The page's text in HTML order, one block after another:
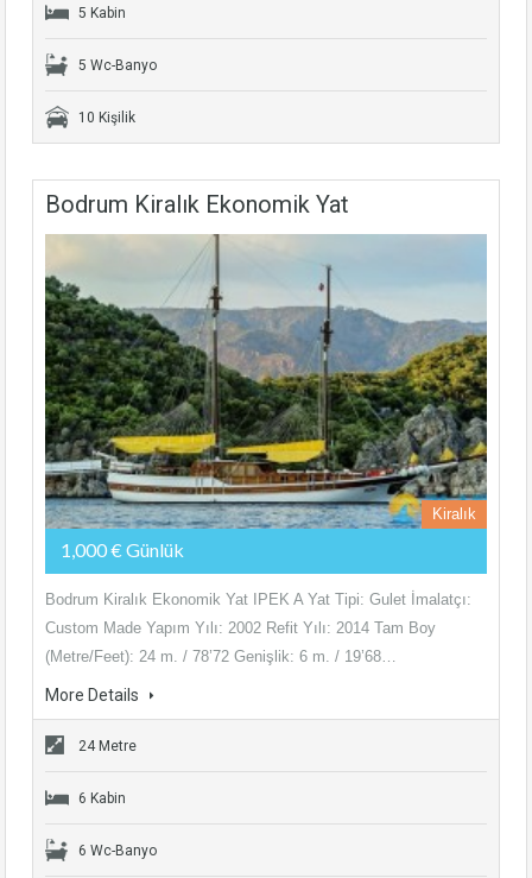
5 Kabin
5 Wc-Banyo
10 Kişilik
Bodrum Kiralık Ekonomik Yat
Kiralık
1,000 € Günlük
Bodrum Kiralık Ekonomik Yat IPEK A Yat Tipi: Gulet İmalatçı:
Custom Made Yapım Yılı: 2002 Refit Yılı: 2014 Tam Boy
(Metre/Feet): 24 m. / 78’72 Genişlik: 6 m. / 19’68…
More Details
24 Metre
6 Kabin
6 Wc-Banyo